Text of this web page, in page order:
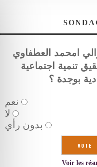
امحمد العطفاوي
تنمية اجتماعية
بوجدة ؟
نعم
لا
بدون رأي
Voir les